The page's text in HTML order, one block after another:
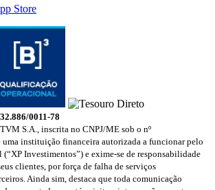
0011-78
S.A., inscrita no CNPJ/ME sob o nº
instituição financeira autorizada a funcionar pelo
Investimentos”) e exime-se de responsabilidade
clientes, por força de falha de serviços
Ainda sim, destaca que toda comunicação